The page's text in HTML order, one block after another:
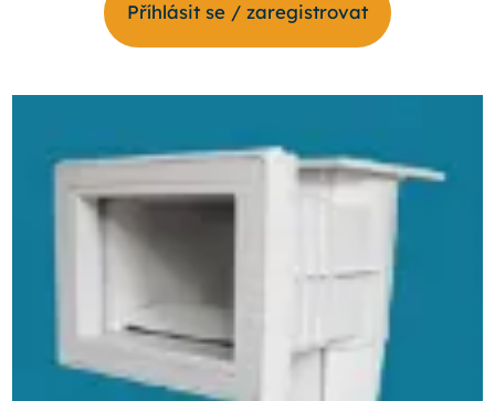
Příhlásit se / zaregistrovat